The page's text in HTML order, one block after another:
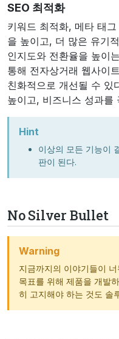
SEO 최적화
키워드 최적화, 메타 태
을 높이고, 더 많은 유기
인지도와 전환율을 높이
통해 전자상거래 웹사이
친화적으로 개선될 수 있
높이고, 비즈니스 성과를
Hint
이상의 모든 기능이
판이 된다.
No Silver Bullet
Warning
지금까지의 이야기들이
목표를 위해 제품을 개발
히 고지해야 하는 것도 솔